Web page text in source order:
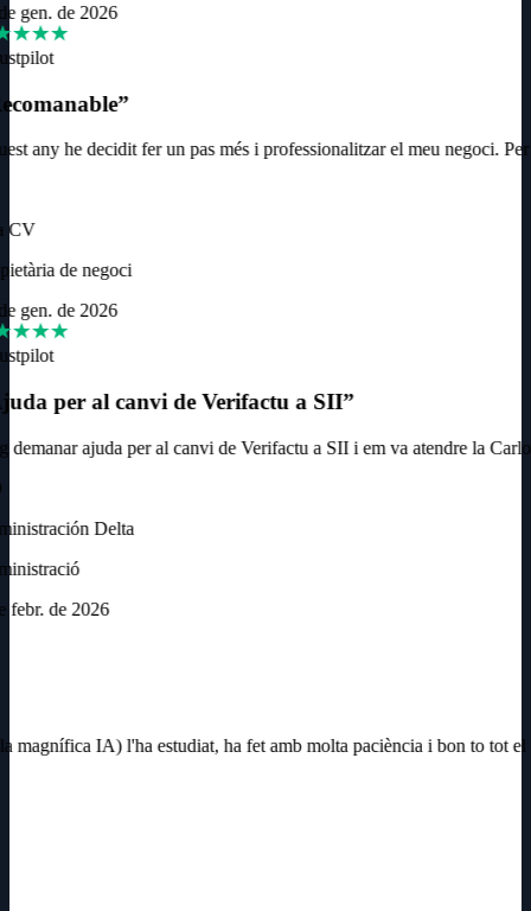
gen. de 2026
”
any he decidit fer un pas més i professionalitzar el meu negoci.
CV
de negoci
gen. de 2026
per al canvi de Verifactu a SII”
demanar ajuda per al canvi de Verifactu a SII i em va atendre la
Delta
febr. de 2026
IA) l'ha estudiat, ha fet amb molta paciència i bon to